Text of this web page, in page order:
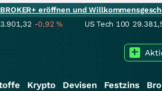
eröffnen und
-0,92% US Tech 100
Krypto Devisen Festzins